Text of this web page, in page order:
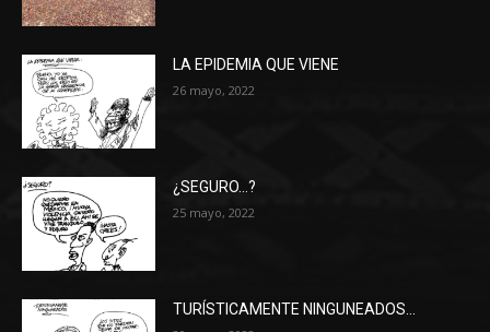
LA EPIDEMIA QUE VIENE
26 mayo, 2022
¿SEGURO…?
25 mayo, 2022
TURÍSTICAMENTE NINGUNEADOS…